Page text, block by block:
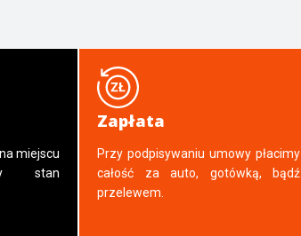
miejscu
stan
Zapłata
Przy podpisywaniu umowy płacimy
całość za auto, gotówką, bądź
przelewem.